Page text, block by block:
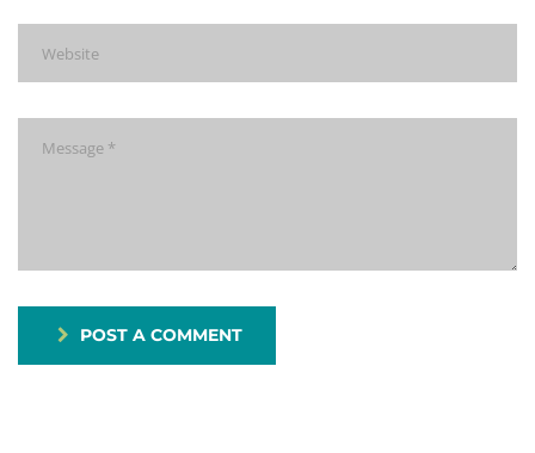
POST A COMMENT